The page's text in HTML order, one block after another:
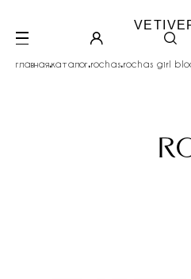
главная.каталог.rochas.rochas girl